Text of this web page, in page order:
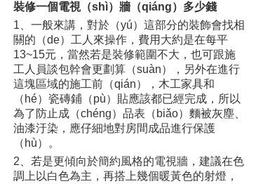
裝修一個電視（shì）牆（qiáng）多少錢
1、一般來講，對於（yú）這部分的裝飾會找相
關的（de）工人來操作，費用大約是在每平
13~15元，當然若是裝修範圍不大，也可跟施
工人員談包幹會更劃算（suàn），另外在進行
這塊區域的施工前（qián），木工家具和
（hé）瓷磚鋪（pù）貼應該都已經完成，所以
為了防止成（chéng）品表（biǎo）麵被灰塵、
油漆汙染，應仔細地對房間成品進行保護
（hù）。
2、若是更傾向於簡約風格的電視牆，建議在色
調上以白色為主，再搭上幾個暖黃色的射燈，